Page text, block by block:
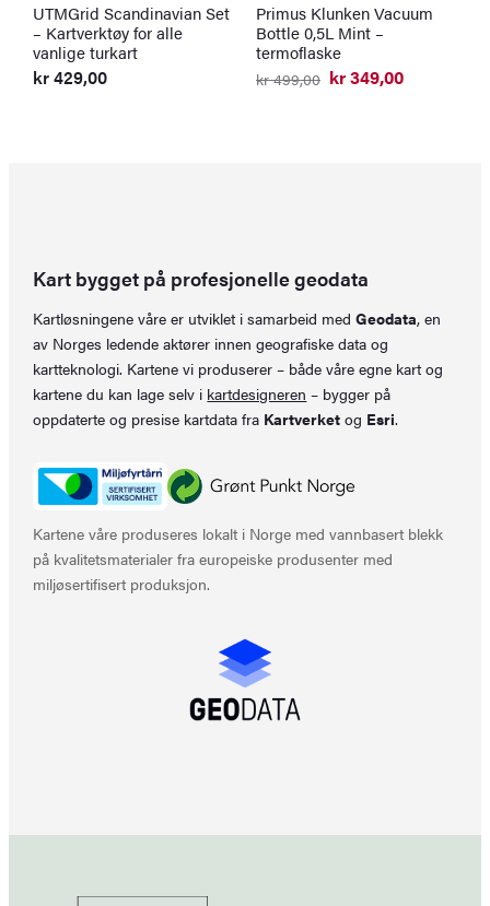
UTMGrid Scandinavian Set
– Kartverktøy for alle
vanlige turkart
kr429,00
Primus Klunken Vacuum
Bottle 0,5L Mint –
termoflaske
kr499,00
Opprinnelig
kr349,00
Nåværende
Kart bygget på profesjonelle geodata
Kartløsningene våre er utviklet i samarbeid medGeodata, en
av Norges ledende aktører innen geografiske data og
kartteknologi. Kartene vi produserer – både våre egne kart og
kartene du kan lage selv i kartdesigneren – bygger på
oppdaterte og presise kartdata fra Kartverket og Esri.
Kartene våre produseres lokalt i Norge med vannbasert blekk
på kvalitetsmaterialer fra europeiske produsenter med
miljøsertifisert produksjon.